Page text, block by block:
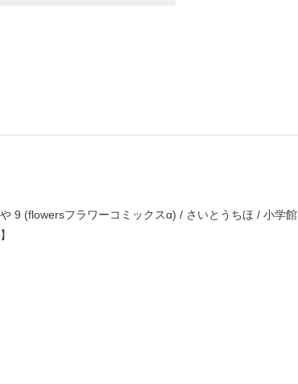
9 (flowersフラワーコミックスα) / さいとうちほ / 小学館